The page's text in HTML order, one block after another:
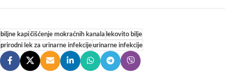
biljne kapičišćenje mokraćnih kanala lekovito bilje
prirodni lek za urinarne infekcijeurinarne infekcije